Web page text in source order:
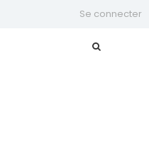
Se connecter